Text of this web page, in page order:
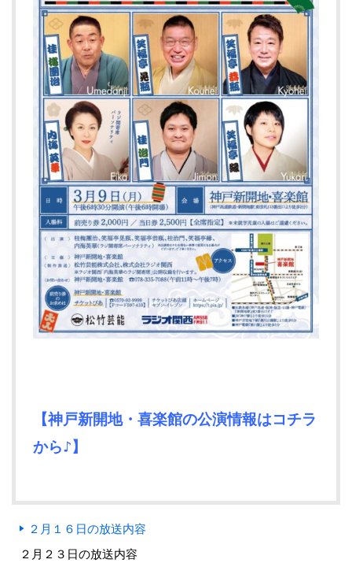
【神戸新開地・喜楽館の公演情報はコチラ
から♪】
２月１６日の放送内容
２月２３日の放送内容